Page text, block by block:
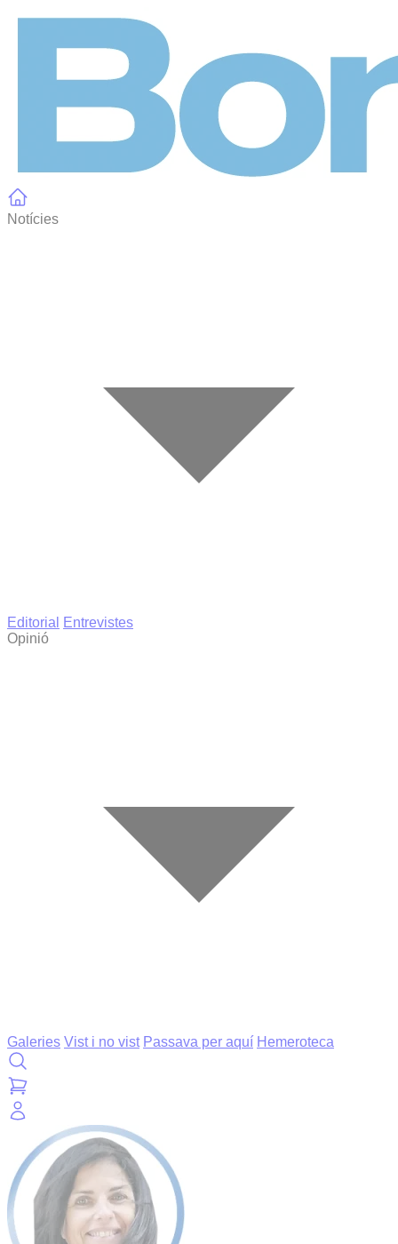
Notícies
Editorial
Entrevistes
Opinió
Galeries Vist i no vist Passava per aquí Hemeroteca